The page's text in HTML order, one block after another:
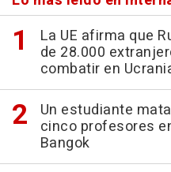
La UE afirma que
de 28.000
combatir en
Un estudiante
cinco profesores
Bangok